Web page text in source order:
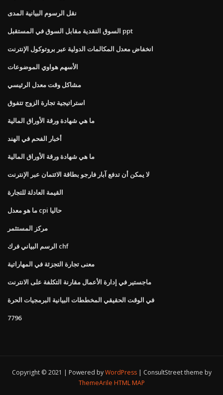
نقل الرسوم البيانية المدى
السوق النقدية مقابل السوق في المستقبل ppt
انخفاض معدل المكالمات الدولية عبر بروتوكول الإنترنت
الأسهم هواوي الموضوعات
مشاكل وقت معدل الرئيسي
استراتيجية تجارة الزوج تتفوق
ما هي شهادة ورقة الأوراق المالية
أخبار الفحم في الهند
ما هي شهادة ورقة الأوراق المالية
لا يمكن أن تدفع آبار فارجو بطاقة الائتمان عبر الإنترنت
القيمة العادلة للتجارة
ما هو معدل cpi حاليا
مركز المستثمر
الرسم البياني فرك chf
معنى تجارة التجزئة في المهاراتية
ماجستير في إدارة الأعمال مقارنة التكلفة على الانترنت
في الوقت الحقيقي المخططات البيانية البرمجيات الحرة
7796
Copyright © 2021 | Powered byWordPress
ConsultStreet theme by
ThemeArile HTML MAP